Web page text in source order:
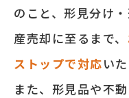
のこと、形⾒分け
産売却に⾄るまで、
ストップで対応い
また、形⾒品や不